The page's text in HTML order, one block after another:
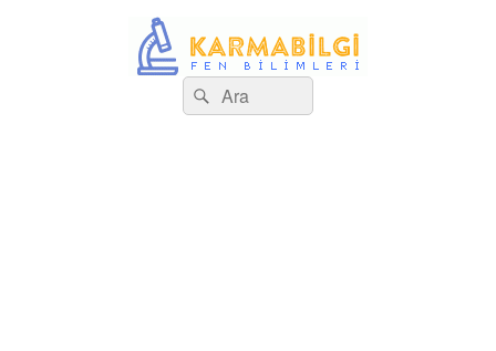
Search
for:
Ara